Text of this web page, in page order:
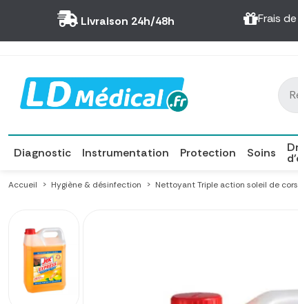
Livraison 24h/48h Frais
Diagnostic Instrumentation Protection Soins
Accueil Hygiène & désinfection Nettoyant Triple action soleil de
Panneau de gestion des cookies